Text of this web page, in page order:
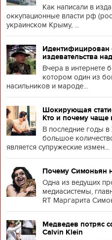
Как написали в
оккупационные власти рф
украинском Крыму, ...
Идентифицирован
издевательства
Вчера в интернете
котором один из
насильников и мароде...
Шокирующая
Кто и почему чаще
В последние годы в
большое
является супружеские измен...
Почему Симоньян
Одна из ведущих
медиасистемы,
RT Маргарита
Медведев потряс
Calvin Klein